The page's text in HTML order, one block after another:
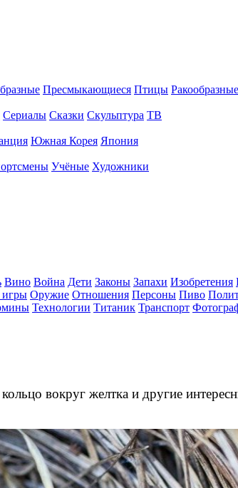
Пресмыкающиеся Птицы Ракообразные
Сериалы Сказки Скульптура ТВ
Южная Корея Япония
Учёные Художники
Вино Война Дети Законы Запахи Изобретения
Оружие Отношения Персоны Пиво
Технологии Титаник Транспорт
вокруг желтка и другие